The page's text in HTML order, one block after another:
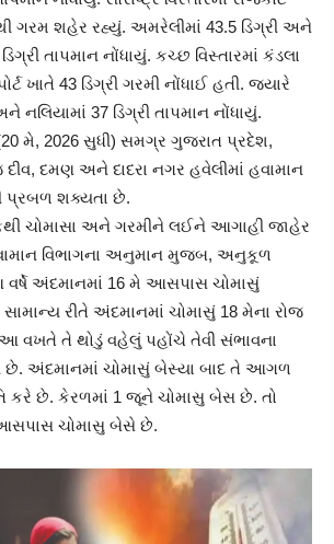
ગરમ શહેર રહ્યું. અમરેલીમાં 43.5 ડિગ્રી અને
તાપમાન નોંધાયું. કચ્છ વિસ્તારમાં કંડલા
ખાતે 43 ડિગ્રી ગરમી નોંધાઈ હતી. જ્યારે
નલિયામાં 37 ડિગ્રી તાપમાન નોંધાયું.
મે, 2026 સુધી) સમગ્ર ગુજરાત પ્રદેશ,
દમણ અને દાદરા નગર હવેલીમાં હવામાન
પ્રબળ શક્યતા છે.
ચોમાસા અને ગરમીને લઈને આગાહી જાહેર
વિભાગના અનુમાન મુજબ, અનુકૂળ
વર્ષે અંદમાનમાં 16 મે આસપાસ ચોમાસું
રીતે અંદમાનમાં ચોમાસું 18 મેના રોજ
વખતે તે થોડું વહેલું પહોંચે તેવી સંભાવના
છે. અંદમાનમાં ચોમાસું બેસ્યા બાદ તે આગળ
કરે છે. કેરળમાં 1 જૂને ચોમાસુ બેસ છે. તો
ચોમાસુ બેસે છે.